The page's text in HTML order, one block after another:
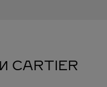
CARTIER